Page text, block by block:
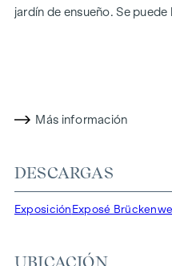
jardín de ensueño. Se
Hasta ahora, la propiedad
2000, se diseñó prestando
construyó con materiales
atención a los amplios
La perfecta orientación
Más información
DESCARGAS
Exposición Exposé
UBICACIÓN